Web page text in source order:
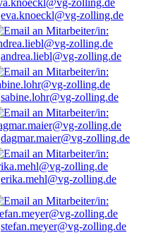
eva.knoeckl@vg-zolling.de
andrea.liebl@vg-zolling.de
sabine.lohr@vg-zolling.de
dagmar.maier@vg-zolling.de
erika.mehl@vg-zolling.de
stefan.meyer@vg-zolling.de